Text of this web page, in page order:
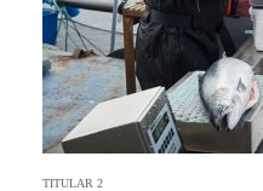
TITULAR 2